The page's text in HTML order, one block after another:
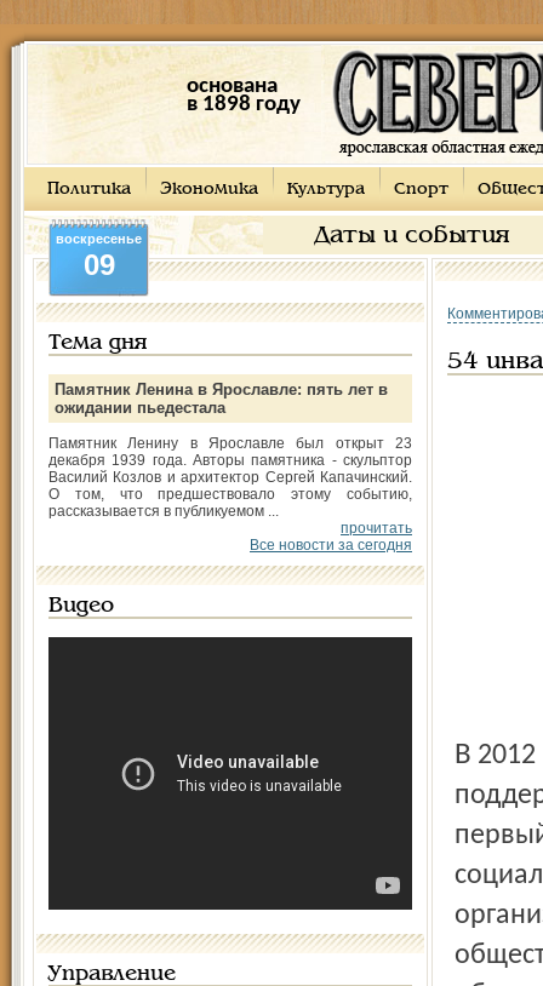
основана
в 1898 году
Политика Экономика Культура Спорт
Даты и события
воскресенье
09
Тема дня
Памятник Ленина в Ярославле: пять лет в
ожидании пьедестала
Памятник Ленину в Ярославле был открыт 23
декабря 1939 года. Авторы памятника - скульптор
Василий Козлов и архитектор Сергей Капачинский.
О том, что предшествовало этому событию,
рассказывается в публикуемом ...
прочитать
Все новости за сегодня
Видео
Управление
54
В 2012 прошлом году департамент труда и социальной